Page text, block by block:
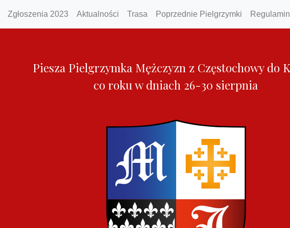
Zgłoszenia 2023 Aktualności Trasa Poprzednie Pielgrzymki Regulamin
Piesza Pielgrzymka Mężczyzn z Częstochowy do
co roku w dniach 26-30 sierpnia